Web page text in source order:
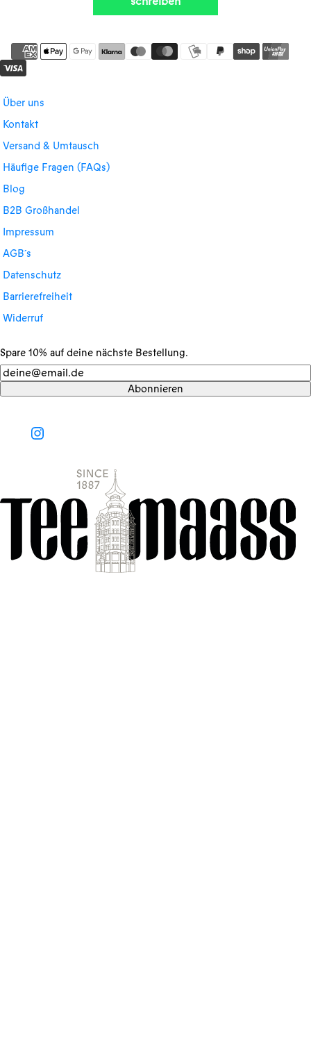
Über uns
Kontakt
Versand & Umtausch
Häufige Fragen (FAQs)
Blog
B2B Großhandel
Impressum
AGB´s
Datenschutz
Barrierefreiheit
Widerruf
Spare 10% auf deine nächste Bestellung.
Newsletter
Abonnieren